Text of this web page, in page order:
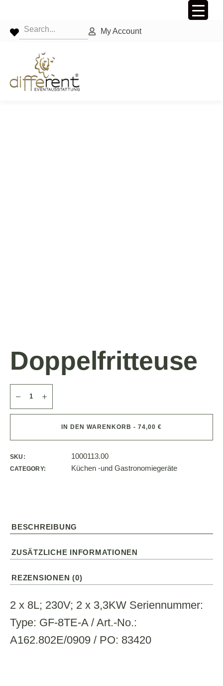
My Account
Doppelfritteuse
IN DEN WARENKORB - 74,00 €
SKU: 1000113.00
CATEGORY: Küchen -und Gastronomiegeräte
BESCHREIBUNG
ZUSÄTZLICHE INFORMATIONEN
REZENSIONEN (0)
2 x 8L; 230V; 2 x 3,3KW Seriennummer:
Type: GF-8TE-A / Art.-No.:
A162.802E/0909 / PO: 83420